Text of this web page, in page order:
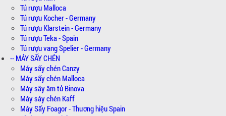
Tủ rượu Malloca
Tủ rượu Kocher - Germany
Tủ rượu Klarstein - Germany
Tủ rượu Teka - Spain
Tủ rượu vang Spelier - Germany
-- MÁY SẤY CHÉN
Máy sấy chén Canzy
Máy sấy chén Malloca
Máy sây âm tủ Binova
Máy sáy chén Kaff
Máy Sấy Foagor - Thương hiệu Spain